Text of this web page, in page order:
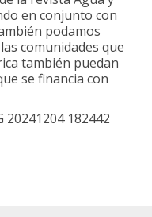
en conjunto con
podamos
comunidades que
también puedan
se financia con